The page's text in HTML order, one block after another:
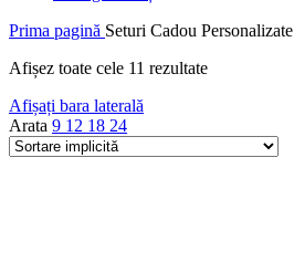
Prima pagină Seturi Cadou Personalizate
Afișez toate cele 11 rezultate
Afișați bara laterală
Arata 9 12 18 24